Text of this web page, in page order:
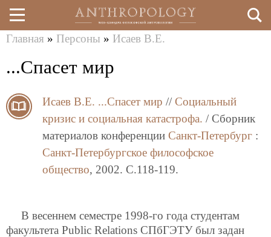
Перейти
к
здесь
Главная » Персоны » Исаев В.Е.
...Спасет мир
Исаев В.Е. ...Спасет мир // Социальный
кризис и социальная катастрофа. / Сборник
материалов конференции Санкт-Петербург :
Санкт-Петербургское философское
общество, 2002. C.118-119.
В весеннем семестре 1998-го года студентам
факультета Public Relations СПбГЭТУ был задан